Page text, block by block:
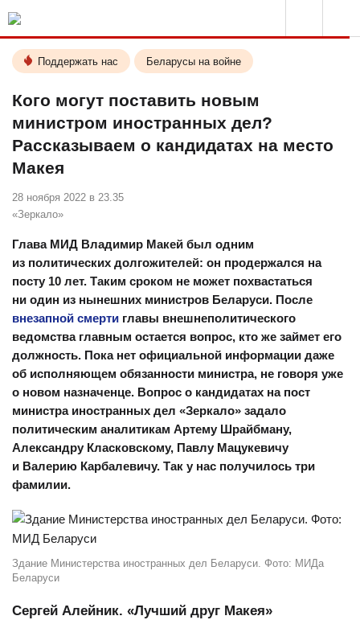
Поддержать нас Беларусы на войне
Кого могут поставить новым
министром иностранных дел?
Рассказываем о кандидатах на место
Макея
28 ноября 2022 в 23.35
«Зеркало»
Глава МИД Владимир Макей был одним
из политических долгожителей: он продержался на
посту 10 лет. Таким сроком не может похвастаться
ни один из нынешних министров Беларуси. После
внезапной смерти главы внешнеполитического
ведомства главным остается вопрос, кто же займет его
должность. Пока нет официальной информации даже
об исполняющем обязанности министра, не говоря уже
о новом назначенце. Вопрос о кандидатах на пост
министра иностранных дел «Зеркало» задало
политическим аналитикам Артему Шрайбману,
Александру Класковскому, Павлу Мацукевичу
и Валерию Карбалевичу. Так у нас получилось три
фамилии.
Здание Министерства иностранных дел Беларуси. Фото: МИДа
Беларуси
Сергей Алейник. «Лучший друг Макея»